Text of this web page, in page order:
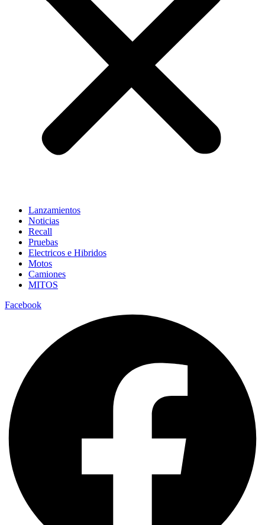
Lanzamientos
Noticias
Recall
Pruebas
Electricos e Hibridos
Motos
Camiones
MITOS
Facebook